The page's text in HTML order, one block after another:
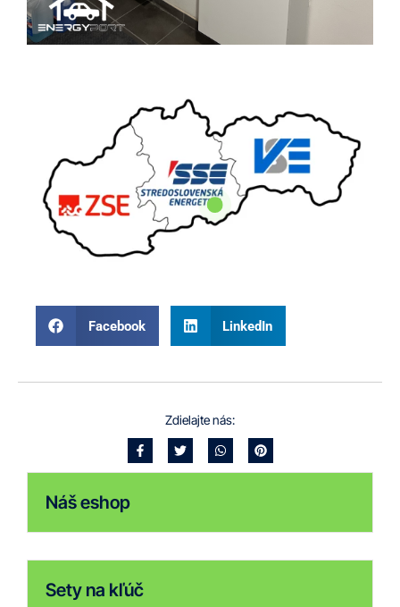
Facebook LinkedIn
Zdielajte nás:
Náš eshop
Sety na kľúč